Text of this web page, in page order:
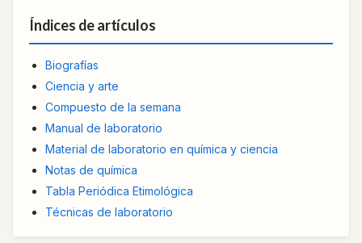
Índices de artículos
Biografías
Ciencia y arte
Compuesto de la semana
Manual de laboratorio
Material de laboratorio en química y ciencia
Notas de química
Tabla Periódica Etimológica
Técnicas de laboratorio